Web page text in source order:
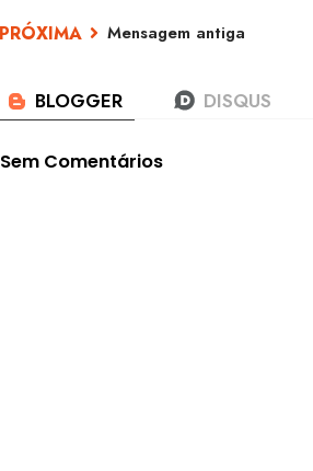
Mensagem antiga
Sem Comentários